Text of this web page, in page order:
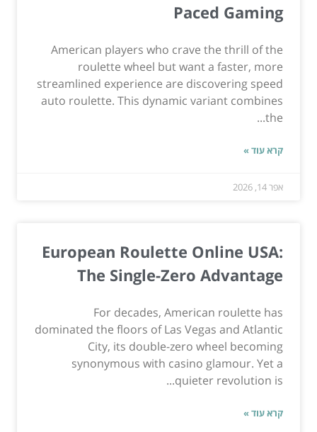
Paced Gaming
American players who crave the thrill of the
roulette wheel but want a faster, more
streamlined experience are discovering speed
auto roulette. This dynamic variant combines
the...
קרא עוד »
אפר 14, 2026
European Roulette Online USA:
The Single-Zero Advantage
For decades, American roulette has
dominated the floors of Las Vegas and Atlantic
City, its double-zero wheel becoming
synonymous with casino glamour. Yet a
quieter revolution is...
קרא עוד »